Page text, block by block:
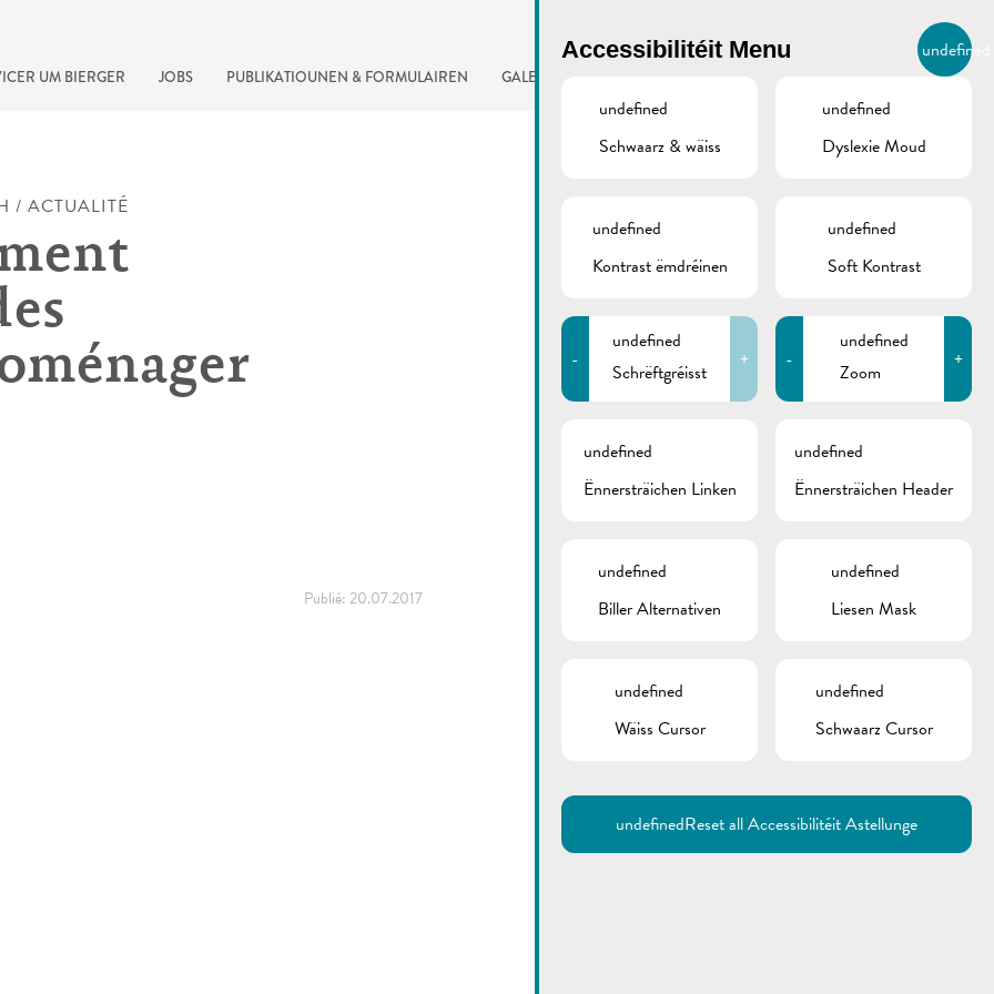
UM BIERGER JOBS PUBLIKATIOUNEN & FORMULAIREN GALERIE LB
BIERGER.REMICH.LU
Utilisez la recherche pour
Comme par exemple des contacts, des
informations ou de documents.
/ ACTUALITÉ
Publié:20.07.2017
Accessibilitéit Menu undefined
undefined
Schwaarz & wäiss
undefined
Dyslexie Moud
undefined
Kontrast ëmdréinen
undefined
Soft Kontrast
-
undefined
Schrëftgréisst
+ -
undefined
Zoom
+
undefined
Ënnersträichen Linken
undefined
Ënnersträichen Header
undefined
Biller Alternativen
undefined
Liesen Mask
undefined
Wäiss Cursor
undefined
Schwaarz Cursor
undefinedReset all Accessibilitéit Astellunge